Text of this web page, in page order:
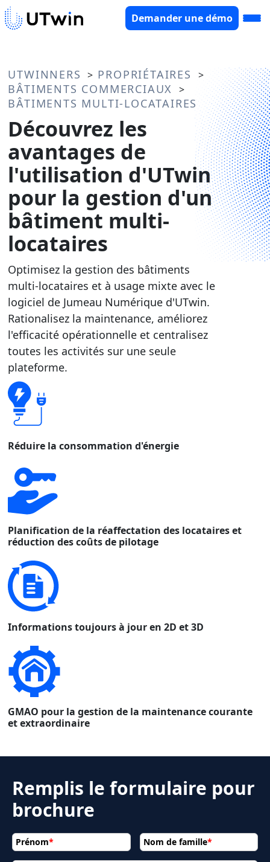
Demander une démo
UTWINNERS > PROPRIÉTAIRES >
BÂTIMENTS COMMERCIAUX >
BÂTIMENTS MULTI-LOCATAIRES
Découvrez les
avantages de
l'utilisation d'UTwin
pour la gestion d'un
bâtiment multi-
locataires
Optimisez la gestion des bâtiments
multi-locataires et à usage mixte avec le
logiciel de Jumeau Numérique d'UTwin.
Rationalisez la maintenance, améliorez
l'efficacité opérationnelle et centralisez
toutes les activités sur une seule
plateforme.
Réduire la consommation d'énergie
Planification de la réaffectation des locataires et
réduction des coûts de pilotage
Informations toujours à jour en 2D et 3D
GMAO pour la gestion de la maintenance courante
et extraordinaire
Remplis le formulaire pour
brochure
Prénom* Nom de famille*